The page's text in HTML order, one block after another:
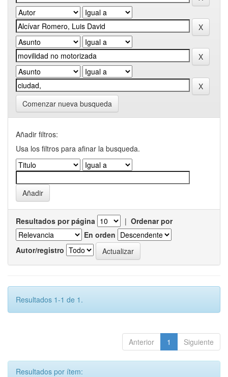
Comenzar nueva busqueda
Añadir filtros:
Usa los filtros para afinar la busqueda.
Resultados por página | Ordenar por
En orden
Autor/registro
Resultados 1-1 de 1.
Anterior 1 Siguiente
Resultados por ítem: